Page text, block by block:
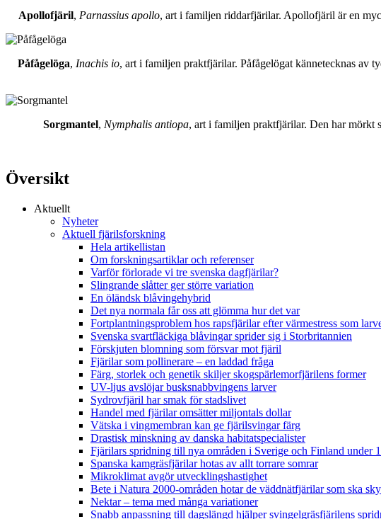
Apollofjäril, Parnassius apollo, art i familjen riddarfjärilar. Apollofjäril är en
Påfågelöga, Inachis io, art i familjen praktfjärilar. Påfågelögat kännetecknas av
Sorgmantel, Nymphalis antiopa, art i familjen praktfjärilar. Den har mörkt
Översikt
Aktuellt
Nyheter
Aktuell fjärilsforskning
Hela artikellistan
Om forskningsartiklar och referenser
Varför förlorade vi tre svenska dagfjärilar?
Slingrande slåtter ger större variation
En öländsk blåvingehybrid
Det nya normala får oss att glömma hur det var
Fortplantningsproblem hos rapsfjärilar efter värmestress som
Svenska svartfläckiga blåvingar sprider sig i Storbritannien
Förskjuten blomning som försvar mot fjäril
Fjärilar som pollinerare – en laddad fråga
Färg, storlek och genetik skiljer skogspärlemorfjärilens former
UV-ljus avslöjar busksnabbvingens larver
Sydrovfjäril har smak för stadslivet
Handel med fjärilar omsätter miljontals dollar
Vätska i vingmembran kan ge fjärilsvingar färg
Drastisk minskning av danska habitatspecialister
Fjärilars spridning till nya områden i Sverige och Finland under
Spanska kamgräsfjärilar hotas av allt torrare somrar
Mikroklimat avgör utvecklingshastighet
Bete i Natura 2000-områden hotar de väddnätfjärilar som ska
Nektar – tema med många variationer
Snabb anpassning till dagslängd hjälper svingelgräsfjärilens